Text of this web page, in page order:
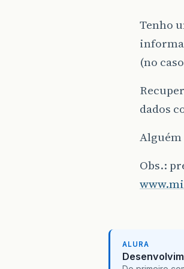
Tenho
(no
dados
Alguém
Obs.:
ALURA